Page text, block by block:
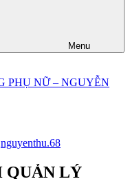
Menu
PHỤ NỮ – NGUYỄN
nguyenthu.68
QUẢN LÝ